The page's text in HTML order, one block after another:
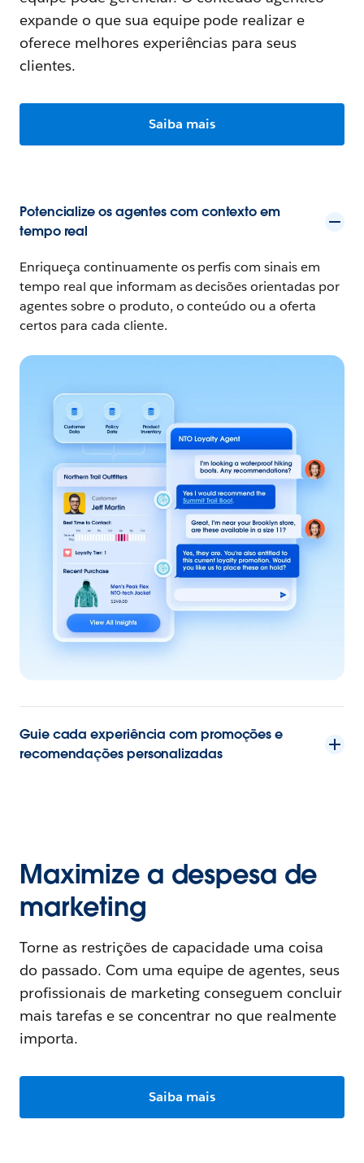
expande o que sua equipe pode realizar e
oferece melhores experiências para seus
clientes.
Saiba mais
Potencialize os agentes com contexto em
tempo real
Enriqueça continuamente os perfis com sinais em
tempo real que informam as decisões orientadas por
agentes sobre o produto, o conteúdo ou a oferta
certos para cada cliente.
Guie cada experiência com promoções e
recomendações personalizadas
Maximize a despesa de
marketing
Torne as restrições de capacidade uma coisa
do passado. Com uma equipe de agentes, seus
profissionais de marketing conseguem concluir
mais tarefas e se concentrar no que realmente
importa.
Saiba mais